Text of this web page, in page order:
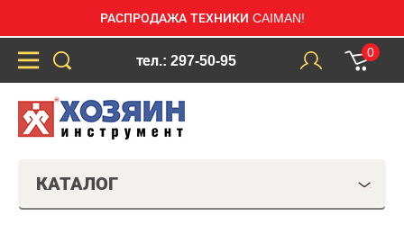
РАСПРОДАЖА ТЕХНИКИ CAIMAN!
тел.: 297-50-95
0
КАТАЛОГ